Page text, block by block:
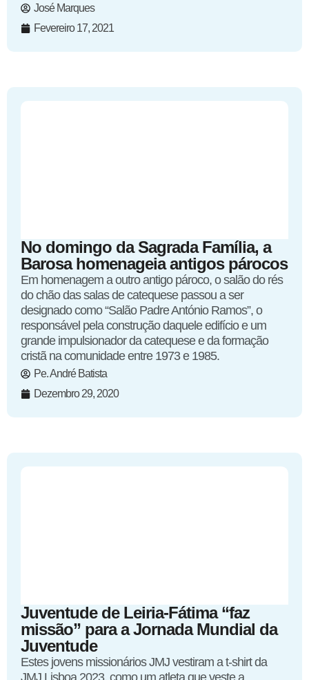
José Marques
Fevereiro 17, 2021
No domingo da Sagrada Família, a
Barosa homenageia antigos párocos
Em homenagem a outro antigo pároco, o salão do rés
do chão das salas de catequese passou a ser
designado como “Salão Padre António Ramos”, o
responsável pela construção daquele edifício e um
grande impulsionador da catequese e da formação
cristã na comunidade entre 1973 e 1985.
Pe. André Batista
Dezembro 29, 2020
Juventude de Leiria-Fátima “faz
missão” para a Jornada Mundial da
Juventude
Estes jovens missionários JMJ vestiram a t-shirt da
JMJ Lisboa 2023, como um atleta que veste a